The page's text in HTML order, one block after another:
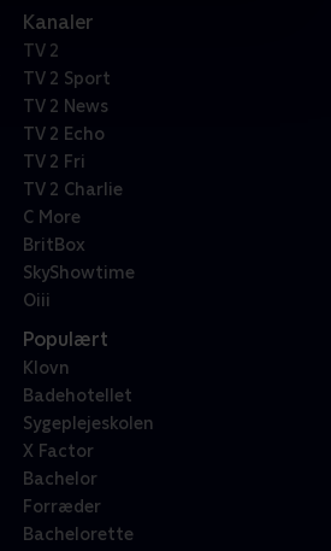
Kanaler
TV 2
TV 2 Sport
TV 2 News
TV 2 Echo
TV 2 Fri
TV 2 Charlie
C More
BritBox
SkyShowtime
Oiii
Populært
Klovn
Badehotellet
Sygeplejeskolen
X Factor
Bachelor
Forræder
Bachelorette